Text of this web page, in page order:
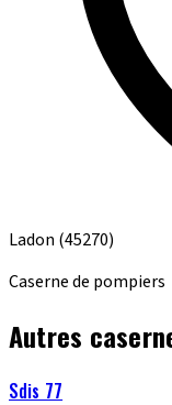
Ladon (45270)
Caserne de pompiers
Autres
Sdis 77